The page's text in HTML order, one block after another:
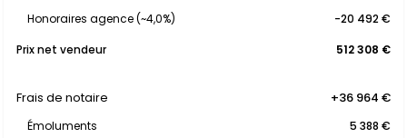
Honoraires agence (~4,0%)
-20 492 €
Prix net vendeur
512 308 €
Frais de notaire +36 964 €
Émoluments
5 388 €